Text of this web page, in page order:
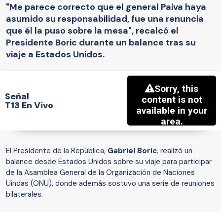
"Me parece correcto que el general Paiva haya
asumido su responsabilidad, fue una renuncia
que él la puso sobre la mesa", recalcó el
Presidente Boric durante un balance tras su
viaje a Estados Unidos.
Señal
T13 En Vivo
El Presidente de la República, Gabriel Boric, realizó un
balance desde Estados Unidos sobre su viaje para participar
de la Asamblea General de la Organización de Naciones
Uindas (ONU), donde además sostuvo una serie de reuniones
bilaterales.